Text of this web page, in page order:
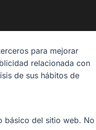
para mejorar
relacionada con
de sus hábitos de
básico del sitio web. No